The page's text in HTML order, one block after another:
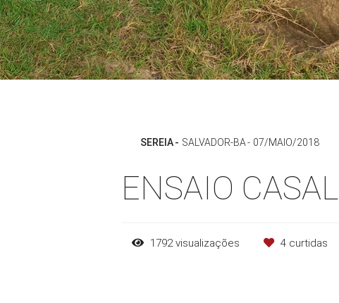
SEREIA SALVADOR-BA 07/MAIO/2018
ENSAIO CASAL
1792visualizações 4 curtidas